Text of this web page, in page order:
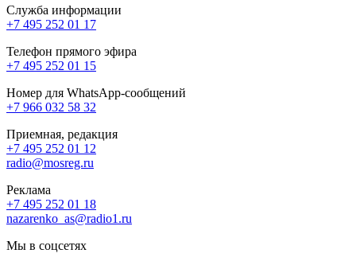
Служба информации
+7 495 252 01 17
Телефон прямого эфира
+7 495 252 01 15
Номер для WhatsApp-сообщений
+7 966 032 58 32
Приемная, редакция
+7 495 252 01 12
radio@mosreg.ru
Реклама
+7 495 252 01 18
nazarenko_as@radio1.ru
Мы в соцсетях